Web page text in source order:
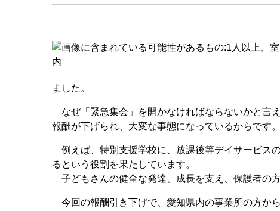
ました。
なぜ「緊急集会」を開かなければならないかと言
報酬が下げられ、大変な事態になっているからです。
例えば、特別支援学校に、放課後等デイサービス
るという役割を果たしています。
子どもさんの健全な発達、成長を支え、保護者の
今回の報酬引き下げで、愛知県内の事業所の方か